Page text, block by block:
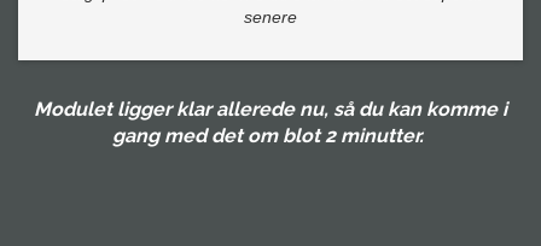
senere
Modulet ligger klar allerede nu, så du kan komme i
gang med det om blot 2 minutter.